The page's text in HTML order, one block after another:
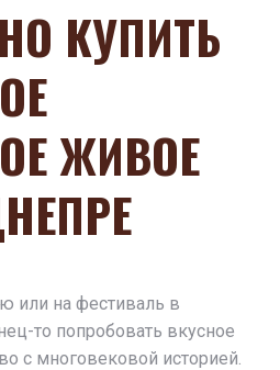
КУПИТЬ
ЖИВОЕ
или на фестиваль в
то попробовать вкусное
с многовековой историей.